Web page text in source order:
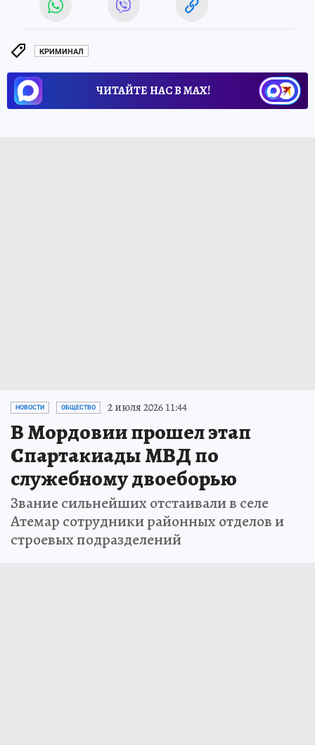
КРИМИНАЛ
ЧИТАЙТЕ НАС В МАХ!
НОВОСТИ ОБЩЕСТВО 2 июля 2026 11:44
В Мордовии прошел этап
Спартакиады МВД по
служебному двоеборью
Звание сильнейших отстаивали в селе
Атемар сотрудники районных отделов и
строевых подразделений